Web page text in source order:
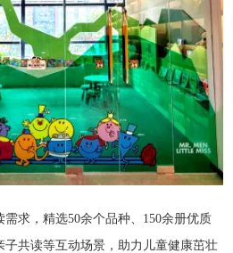
求，精选50余个品种、150余册优质
子共读等互动场景，助力儿童健康茁壮